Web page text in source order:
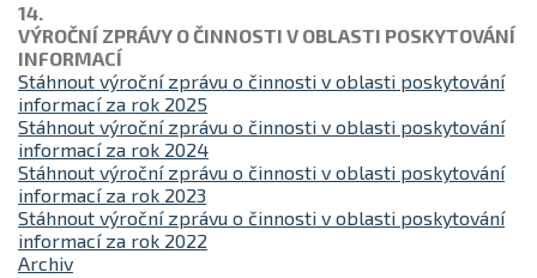
14.
VÝROČNÍ ZPRÁVY O ČINNOSTI V OBLASTI POSKYTOVÁNÍ
INFORMACÍ
Stáhnout výroční zprávu o činnosti v oblasti poskytování
informací za rok 2025
Stáhnout výroční zprávu o činnosti v oblasti poskytování
informací za rok 2024
Stáhnout výroční zprávu o činnosti v oblasti poskytování
informací za rok 2023
Stáhnout výroční zprávu o činnosti v oblasti poskytování
informací za rok 2022
Archiv